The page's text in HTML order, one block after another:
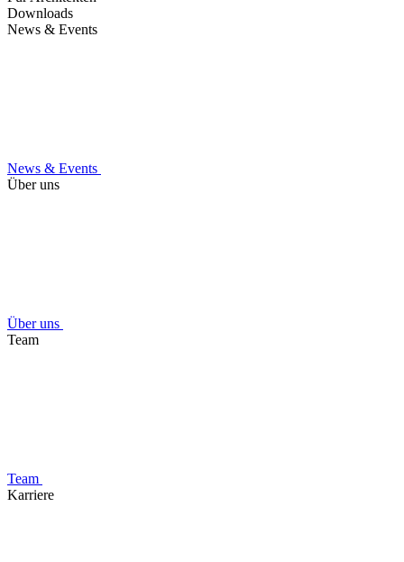
Downloads
News & Events
News & Events
Über uns
Über uns
Team
Team
Karriere